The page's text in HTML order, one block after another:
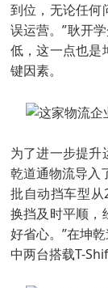
到位，无论任何
误运营。”耿开
低，这一点也是
键因素。
为了进一步提升
乾道通物流导入
批自动挡车型从
换挡及时平顺，
好省心。”在坤
中两台搭载T-